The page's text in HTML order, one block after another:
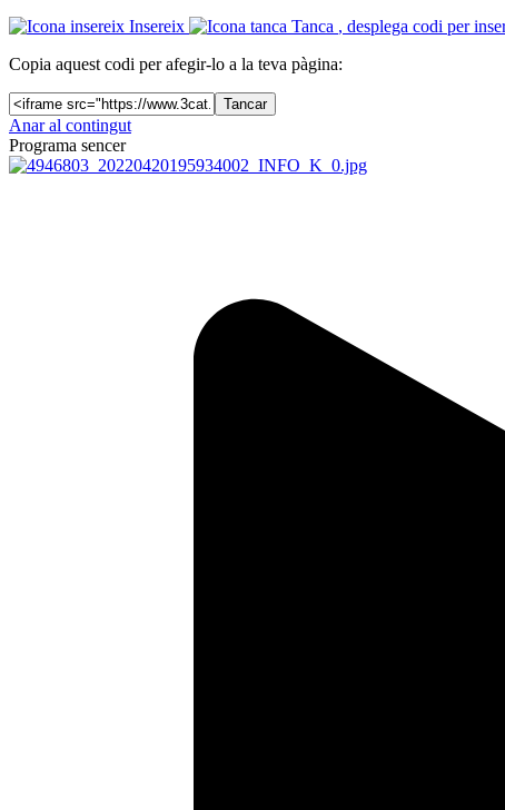
Insereix
Tanca , desplega codi per
Copia aquest codi per afegir-lo a la teva pàgina:
Tancar
Anar al contingut
Programa sencer